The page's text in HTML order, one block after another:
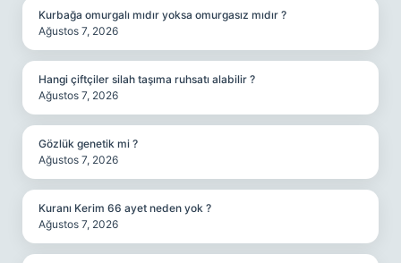
Kurbağa omurgalı mıdır yoksa omurgasız mıdır ?
Ağustos 7, 2026
Hangi çiftçiler silah taşıma ruhsatı alabilir ?
Ağustos 7, 2026
Gözlük genetik mi ?
Ağustos 7, 2026
Kuranı Kerim 66 ayet neden yok ?
Ağustos 7, 2026